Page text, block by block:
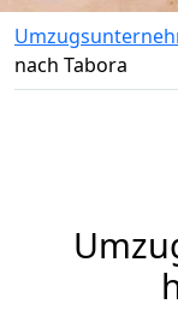
nach Tabora